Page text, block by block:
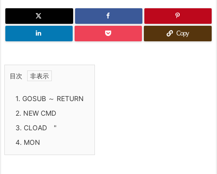
Copy
目次
1. GOSUB ～ RETURN
2. NEW CMD
3. CLOAD "
4. MON